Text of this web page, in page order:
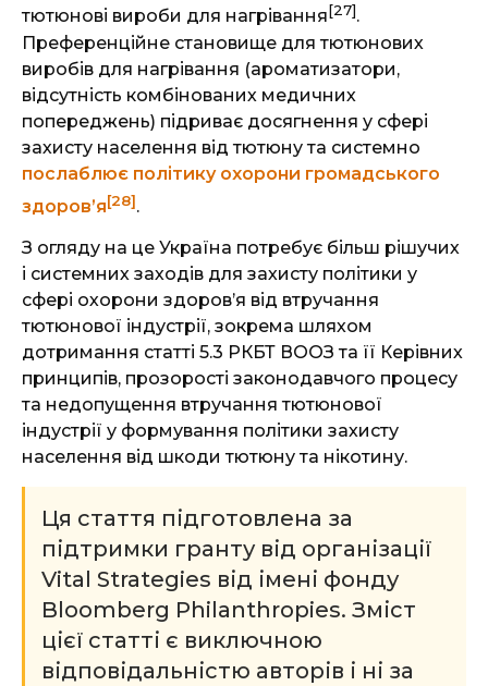
тютюнові вироби для нагрівання[27].
Преференційне становище для тютюнових
виробів для нагрівання (ароматизатори,
відсутність комбінованих медичних
попереджень) підриває досягнення у сфері
захисту населення від тютюну та системно
послаблює політику охорони громадського
здоров’я[28].
З огляду на це Україна потребує більш рішучих
і системних заходів для захисту політики у
сфері охорони здоров’я від втручання
тютюнової індустрії, зокрема шляхом
дотримання статті 5.3 РКБТ ВООЗ та її Керівних
принципів, прозорості законодавчого процесу
та недопущення втручання тютюнової
індустрії у формування політики захисту
населення від шкоди тютюну та нікотину.
Ця стаття підготовлена за
підтримки гранту від організації
Vital Strategies від імені фонду
Bloomberg Philanthropies. Зміст
цієї статті є виключною
відповідальністю авторів і ні за